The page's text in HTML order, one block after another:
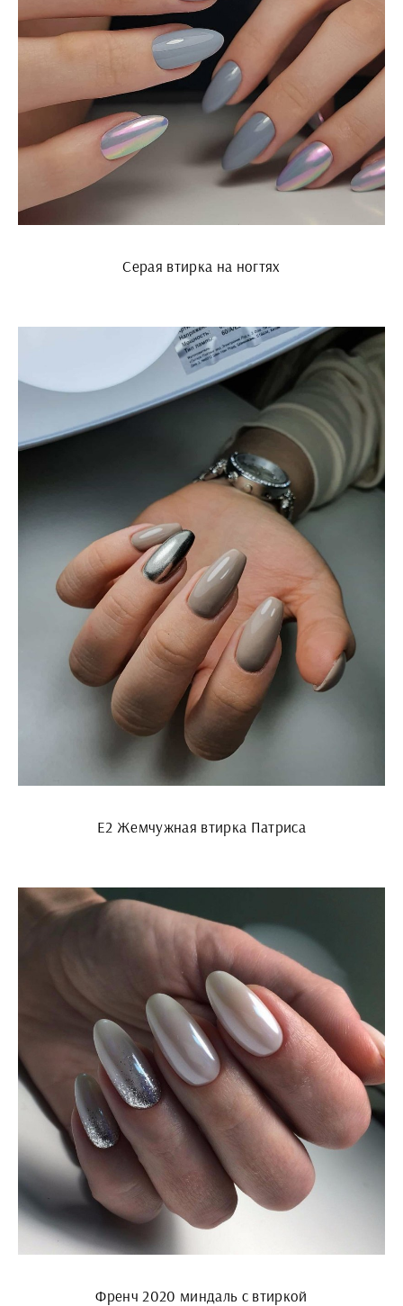
Серая втирка на ногтях
E2 Жемчужная втирка Патриса
Френч 2020 миндаль с втиркой